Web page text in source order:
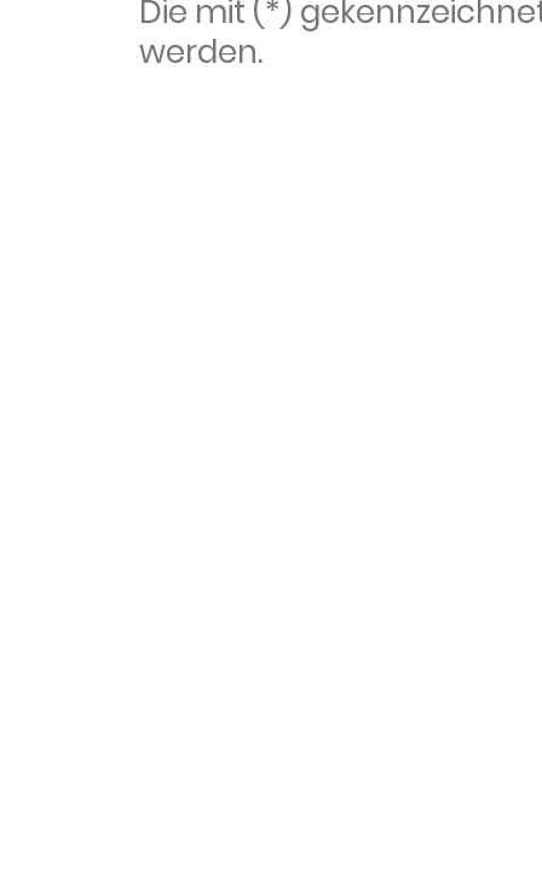
Die mit (*)
werden.